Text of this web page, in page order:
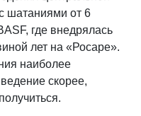
шатаниями от 6
где внедрялась
лет на «Росаре».
наиболее
скорее,